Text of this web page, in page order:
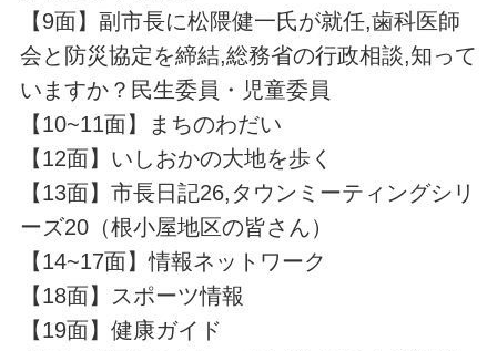
【9面】副市長に松隈健一氏が就任,歯科医師
会と防災協定を締結,総務省の行政相談,知って
いますか？民生委員・児童委員
【10~11面】まちのわだい
【12面】いしおかの大地を歩く
【13面】市長日記26,タウンミーティングシリ
ーズ20（根小屋地区の皆さん）
【14~17面】情報ネットワーク
【18面】スポーツ情報
【19面】健康ガイド